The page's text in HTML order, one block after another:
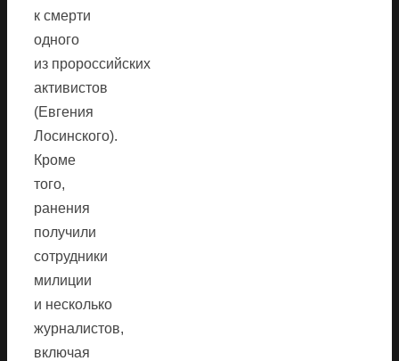
к смерти
одного
из пророссийских
активистов
(Евгения
Лосинского).
Кроме
того,
ранения
получили
сотрудники
милиции
и несколько
журналистов,
включая